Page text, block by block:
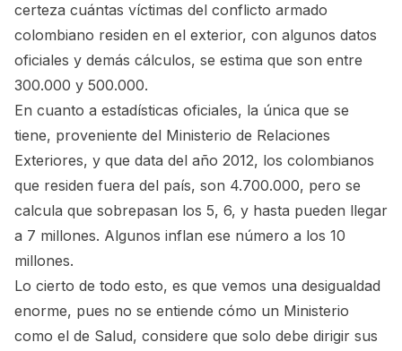
certeza cuántas víctimas del conflicto armado
colombiano residen en el exterior, con algunos datos
oficiales y demás cálculos, se estima que son entre
300.000 y 500.000.
En cuanto a estadísticas oficiales, la única que se
tiene, proveniente del Ministerio de Relaciones
Exteriores, y que data del año 2012, los colombianos
que residen fuera del país, son 4.700.000, pero se
calcula que sobrepasan los 5, 6, y hasta pueden llegar
a 7 millones. Algunos inflan ese número a los 10
millones.
Lo cierto de todo esto, es que vemos una desigualdad
enorme, pues no se entiende cómo un Ministerio
como el de Salud, considere que solo debe dirigir sus